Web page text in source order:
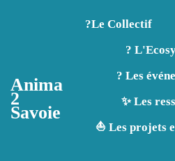
Aller au contenu principal
Anima
2
Savoie
?️Le Collectif
?
? Les
✨ Les
⛵ Les projets